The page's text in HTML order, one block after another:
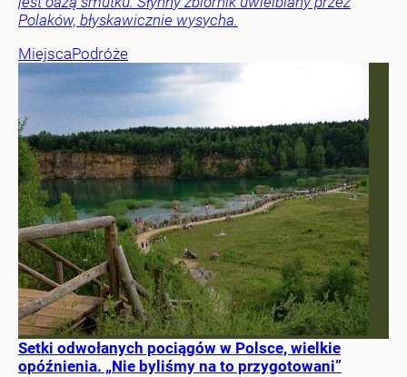
Polaków, błyskawicznie wysycha.
MiejscaPodróże
Setki odwołanych pociągów w Polsce, wielkie
opóźnienia. „Nie byliśmy na to przygotowani”